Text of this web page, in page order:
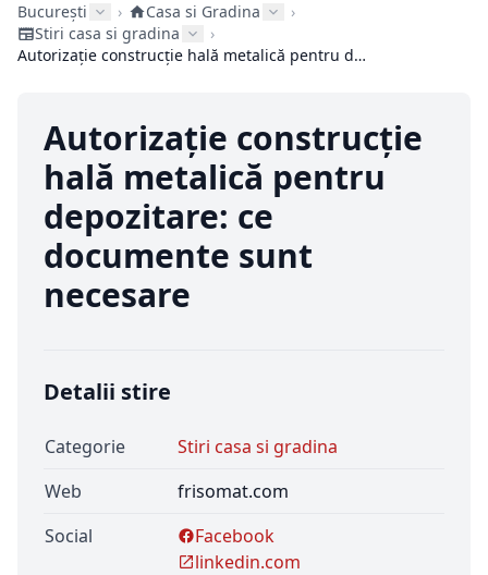
ultramodern.
București › Casa si Gradina
›
Stiri casa si gradina
›
Autorizație construcție hală metalică pentru depozitare: ce documente sunt necesare
Autorizație construcție
hală metalică pentru
depozitare: ce
documente sunt
necesare
Detalii stire
Categorie
Stiri casa si gradina
Web
frisomat.com
Social
Facebook
linkedin.com